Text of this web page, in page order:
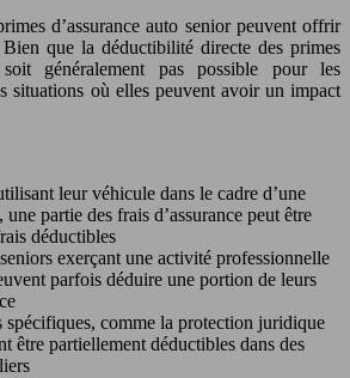
d’assurance auto senior peuvent offrir
Bien que la déductibilité directe des primes
généralement pas possible pour les
situations où elles peuvent avoir un impact
leur véhicule dans le cadre d’une
partie des frais d’assurance peut être
déductibles
exerçant une activité professionnelle
parfois déduire une portion de leurs
spécifiques, comme la protection juridique
être partiellement déductibles dans des